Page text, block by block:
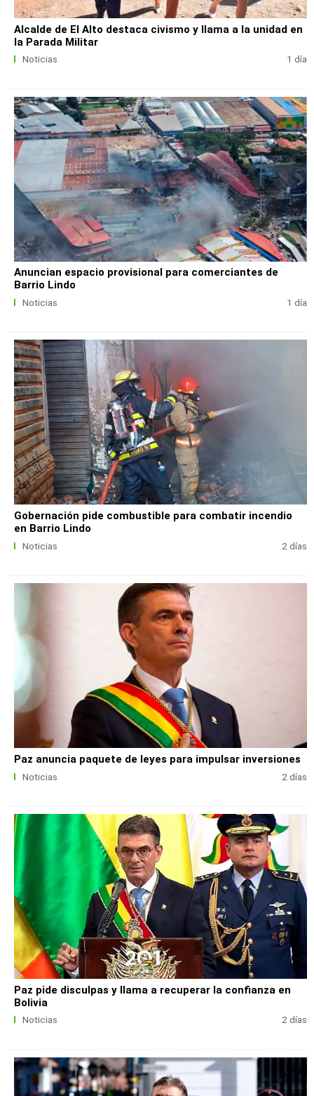
Alcalde de El Alto destaca civismo y llama a la unidad en
la Parada Militar
Noticias 1 día
Anuncian espacio provisional para comerciantes de
Barrio Lindo
Noticias 1 día
Gobernación pide combustible para combatir incendio
en Barrio Lindo
Noticias 2 días
Paz anuncia paquete de leyes para impulsar inversiones
Noticias 2 días
Paz pide disculpas y llama a recuperar la confianza en
Bolivia
Noticias 2 días